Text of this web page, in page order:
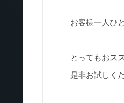
お客様一人ひ
とってもおス
是非お試しく